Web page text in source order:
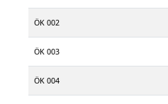
ÖK 002
ÖK 003
ÖK 004